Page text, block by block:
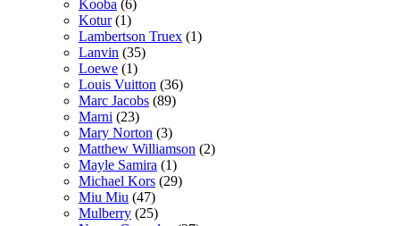
Kooba (6)
Kotur(1)
Lambertson Truex (1)
Lanvin (35)
Loewe (1)
Louis Vuitton (36)
Marc Jacobs (89)
Marni (23)
Mary Norton (3)
Matthew Williamson (2)
Mayle Samira (1)
Michael Kors (29)
Miu Miu (47)
Mulberry (25)